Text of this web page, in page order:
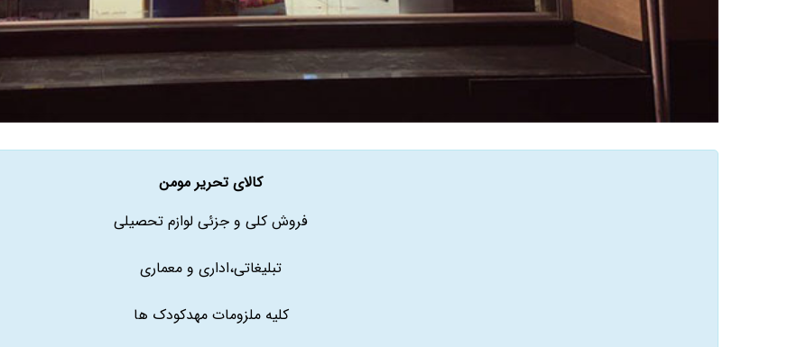
کالای تحریر مومن
فروش کلی و جزئی لوازم تحصیلی
تبلیغاتی،اداری و معماری
کلیه ملزومات مهدکودک ها